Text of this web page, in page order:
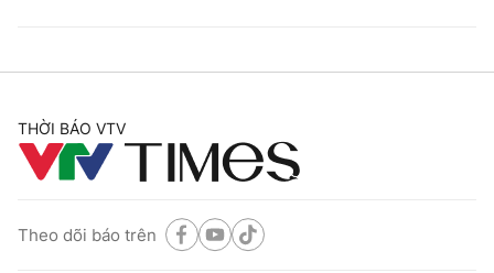
THỜI BÁO VTV
Theo dõi báo trên